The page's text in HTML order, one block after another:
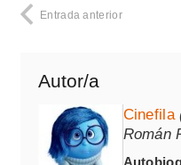
Entrada anterior
Autor/a
Cinefila
Román